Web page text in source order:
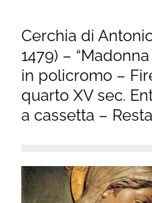
Cerchia di
1479) –
in policromo –
quarto XV sec.
a cassetta –